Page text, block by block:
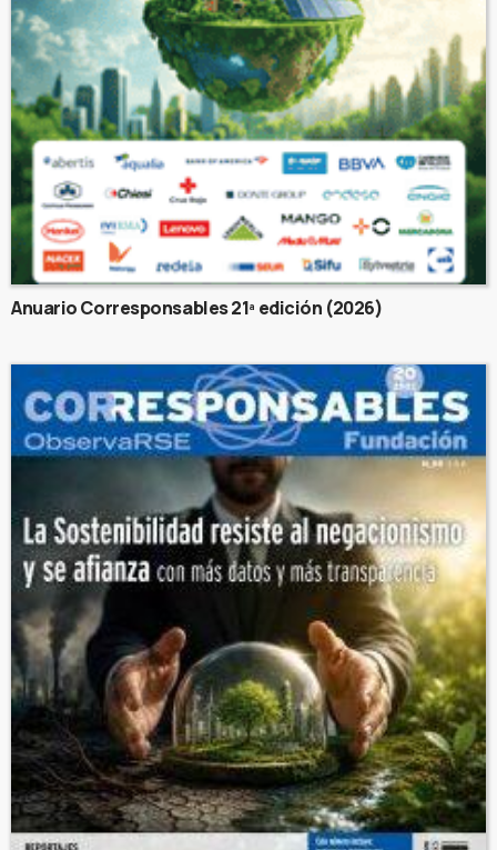
Anuario Corresponsables 21ª edición (2026)